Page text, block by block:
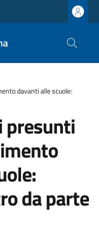
davanti alle scuole:
presunti
da parte